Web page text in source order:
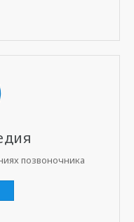
позвоночника